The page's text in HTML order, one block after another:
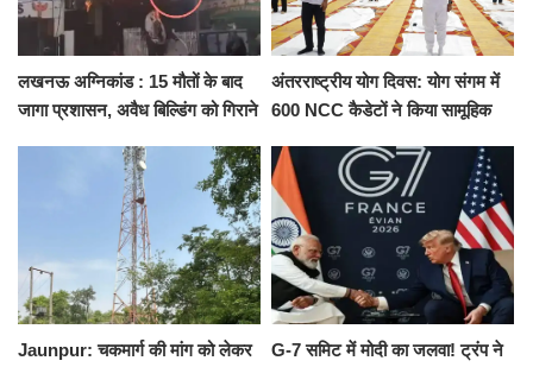
लखनऊ अग्निकांड : 15 मौतों के बाद
जागा प्रशासन, अवैध बिल्डिंग को गिराने
अंतरराष्ट्रीय योग दिवस: योग संगम में
600 NCC कैडेटों ने किया सामूहिक
संकल्प
Jaunpur: चकमार्ग की मांग को लेकर
G-7 समिट में मोदी का जलवा! ट्रंप ने